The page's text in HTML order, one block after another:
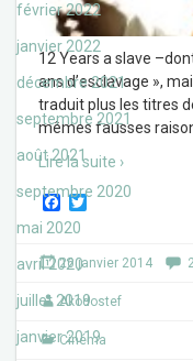
février 2022
janvier 2022
décembre 2021
septembre 2021
août 2021
septembre 2020
mai 2020
avril 2020
juillet 2019
janvier 2019
12 Years a slave
ans d’esclavage »,
traduit plus les titres
mêmes fausses
Lire la suite ›
F
a
c
e
b
o
o
T
t
e
r
26 janvier 2014
Akodostef
Cinéma